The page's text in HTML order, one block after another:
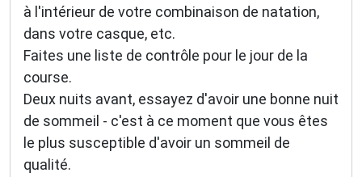
à l'intérieur de votre combinaison de natation,
dans votre casque, etc.
Faites une liste de contrôle pour le jour de la
course.
Deux nuits avant, essayez d'avoir une bonne nuit
de sommeil - c'est à ce moment que vous êtes
le plus susceptible d'avoir un sommeil de
qualité.